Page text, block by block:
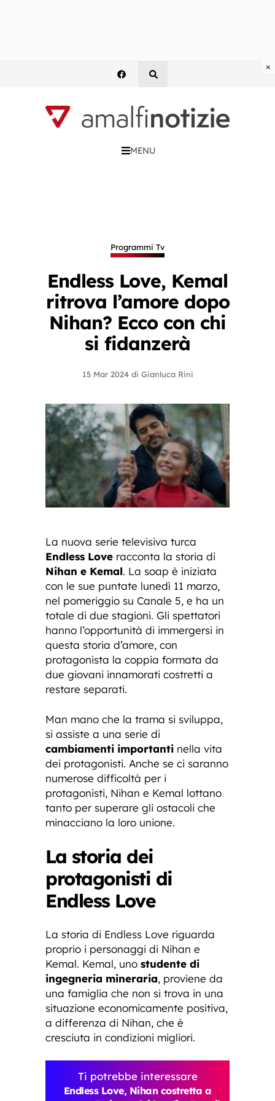
MENU
Programmi Tv
Endless Love, Kemal
ritrova l’amore dopo
Nihan? Ecco con chi
si fidanzerà
15 Mar 2024 di Gianluca Rini
La nuova serie televisiva turca
Endless Love racconta la storia di
Nihan e Kemal. La soap è iniziata
con le sue puntate lunedì 11 marzo,
nel pomeriggio su Canale 5, e ha un
totale di due stagioni. Gli spettatori
hanno l’opportunità di immergersi in
questa storia d’amore, con
protagonista la coppia formata da
due giovani innamorati costretti a
restare separati.
Man mano che la trama si sviluppa,
si assiste a una serie di
cambiamenti importanti nella vita
dei protagonisti. Anche se ci saranno
numerose difficoltà per i
protagonisti, Nihan e Kemal lottano
tanto per superare gli ostacoli che
minacciano la loro unione.
La storia dei
protagonisti di
Endless Love
La storia di Endless Love riguarda
proprio i personaggi di Nihan e
Kemal. Kemal, uno studente di
ingegneria mineraria, proviene da
una famiglia che non si trova in una
situazione economicamente positiva,
a differenza di Nihan, che è
cresciuta in condizioni migliori.
Ti potrebbe interessare
Endless Love, Nihan costretta a
×